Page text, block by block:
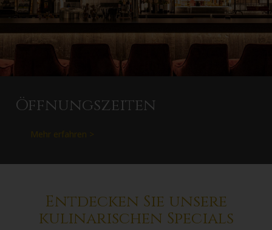
Öffnungszeiten
Mehr erfahren >
Entdecken Sie unsere
kulinarischen Specials